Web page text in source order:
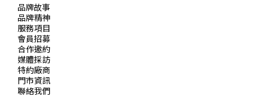
品牌故事
品牌精神
服務項目
會員招募
合作邀約
媒體採訪
特約廠商
門市資訊
聯絡我們